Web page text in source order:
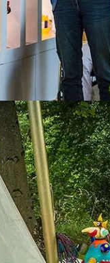
OBJECTS